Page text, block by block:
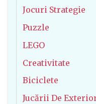
Jocuri Strategie
Puzzle
LEGO
Creativitate
Biciclete
Jucării De